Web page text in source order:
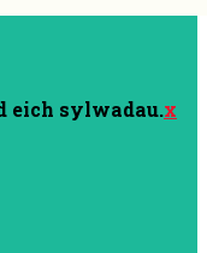
eich sylwadau.x